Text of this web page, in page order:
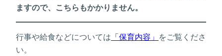
ますので、こちらもかかりません。
行事や給食などについては 「保育内容」 をご覧くださ
い。